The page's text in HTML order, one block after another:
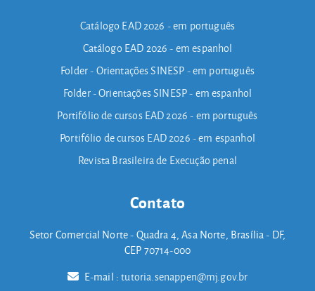
Catálogo EAD 2026 - em português
Catálogo EAD 2026 - em espanhol
Folder - Orientações SINESP - em português
Folder - Orientações SINESP - em espanhol
Portifólio de cursos EAD 2026 - em português
Portifólio de cursos EAD 2026 - em espanhol
Revista Brasileira de Execução penal
Contato
Setor Comercial Norte - Quadra 4, Asa Norte, Brasília - DF,
CEP 70714-000
E-mail :tutoria.senappen@mj.gov.br